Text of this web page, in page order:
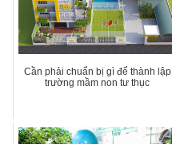
Cần phải chuẩn bị gì để thành lập
trường mầm non tư thục